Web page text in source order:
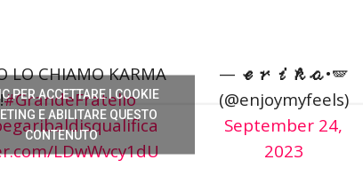
LO CHIAMO KARMA
#GrandeFratello
LDwWvcy1dU
— 𝓮𝓻𝓲𝓴𝓪•🪽
(@enjoymyfeels)
September 24,
2023
PER ACCETTARE I COOKIE
E ABILITARE QUESTO
CONTENUTO